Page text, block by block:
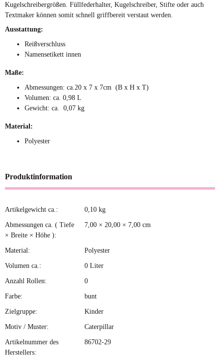
Kugelschreibergrößen. Füllfederhalter, Kugelschreiber, Stifte oder auch
Textmaker können somit schnell griffbereit verstaut werden.
Ausstattung:
Reißverschluss
Namensetikett innen
Maße:
Abmessungen: ca.20 x 7 x 7cm (B x H x T)
Volumen: ca. 0,98 L
Gewicht: ca. 0,07 kg
Material:
Polyester
Produktinformation
Produkteigenschaft
Wert
Artikelgewicht ca.: 0,10 kg
Abmessungen ca. ( Tiefe
× Breite × Höhe ):
7,00 × 20,00 × 7,00 cm
Material: Polyester
Volumen ca.: 0 Liter
Anzahl Rollen: 0
Farbe: bunt
Zielgruppe: Kinder
Motiv / Muster: Caterpillar
Artikelnummer des
Herstellers:
86702-29